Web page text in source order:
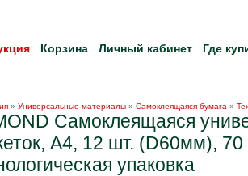
Корзина Личный кабинет Где
» Универсальные материалы » Самоклеящаяся бумага »
Самоклеящаяся
A4, 12 шт. (D60мм),
упаковка